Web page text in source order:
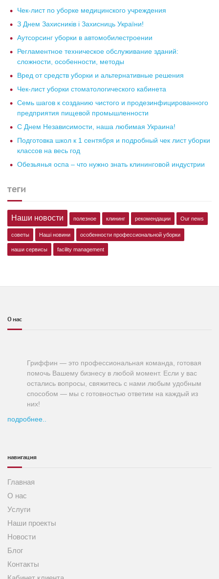
Чек-лист по уборке медицинского учреждения
З Днем Захисників і Захисниць України!
Аутсорсинг уборки в автомобилестроении
Регламентное техническое обслуживание зданий:
сложности, особенности, методы
Вред от средств уборки и альтернативные решения
Чек-лист уборки стоматологического кабинета
Семь шагов к созданию чистого и продезинфицированного
предприятия пищевой промышленности
С Днем Независимости, наша любимая Украина!
Подготовка школ к 1 сентября и подробный чек лист уборки
классов на весь год
Обезьянья оспа – что нужно знать клининговой индустрии
теги
Наши новости полезное клининг рекомендации Our news
советы Наші новини особенности профессиональной уборки
наши сервисы facility management
О нас
Гриффин — это профессиональная команда, готовая
помочь Вашему бизнесу в любой момент. Если у вас
остались вопросы, свяжитесь с нами любым удобным
способом — мы с готовностью ответим на каждый из
них!
подробнее..
навигация
Главная
О нас
Услуги
Наши проекты
Новости
Блог
Контакты